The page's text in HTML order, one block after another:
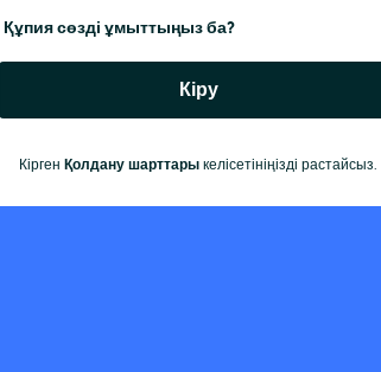
Құпия сөзді ұмыттыңыз ба?
Кіру
Кірген Қолдану шарттары келісетініңізді растайсыз.